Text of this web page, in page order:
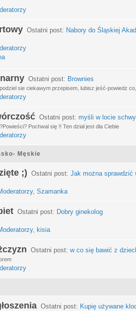
Ostatni post: Nabory do Śląskiej
Ostatni post: Brownies
sie ciekawym przepisem, lubisz jeść-powiedz
Ostatni post: myśli w locie
Pochwal się !! Ten dział jest dla Ciebie
Męskie
;) Ostatni post: Jak można sprawdzić
, Szamanka
Ostatni post: Dobry ginekolog
, kisia
Ostatni post: w co się bawić z
Ostatni post: Kupię używane